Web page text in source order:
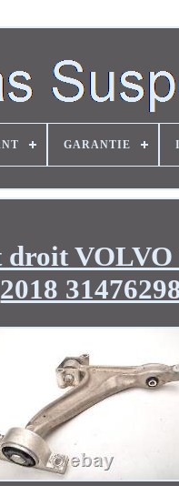
GARANTIE
droit
2018